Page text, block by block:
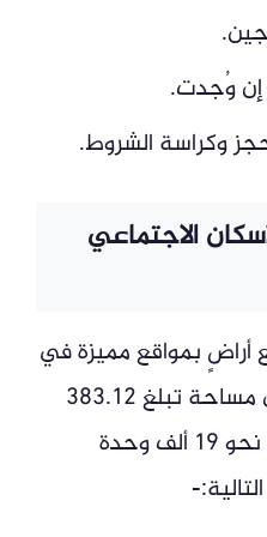
إن وُجدت.
وكراسة الشروط.
الاجتماعي
بمواقع مميزة في
المدن المطروحة، بإجمالي مساحة تبلغ 383.12
فدانًا، مع استهداف تنفيذ نحو 19 ألف وحدة